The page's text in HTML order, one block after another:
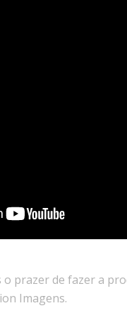
prazer de fazer a
Imagens.